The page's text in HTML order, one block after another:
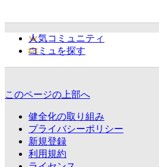
人気コミュニティ
コミュを探す
このページの上部へ
健全化の取り組み
プライバシーポリシー
新規登録
利用規約